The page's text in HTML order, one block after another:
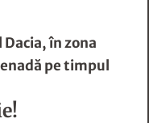
în zona
pe timpul